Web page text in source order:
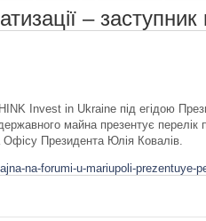
–
Invest in Ukraine під егідою
майна презентує перелік
Офісу Президента Юлія Ковалів.
na-forumi-u-mariupoli-prezentuye-